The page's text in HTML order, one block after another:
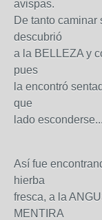
avispas.
De tanto
descubrió
a la BELLEZA y
pues
la encontró
que
lado esconderse...
Así fue
hierba
fresca, a la
MENTIRA